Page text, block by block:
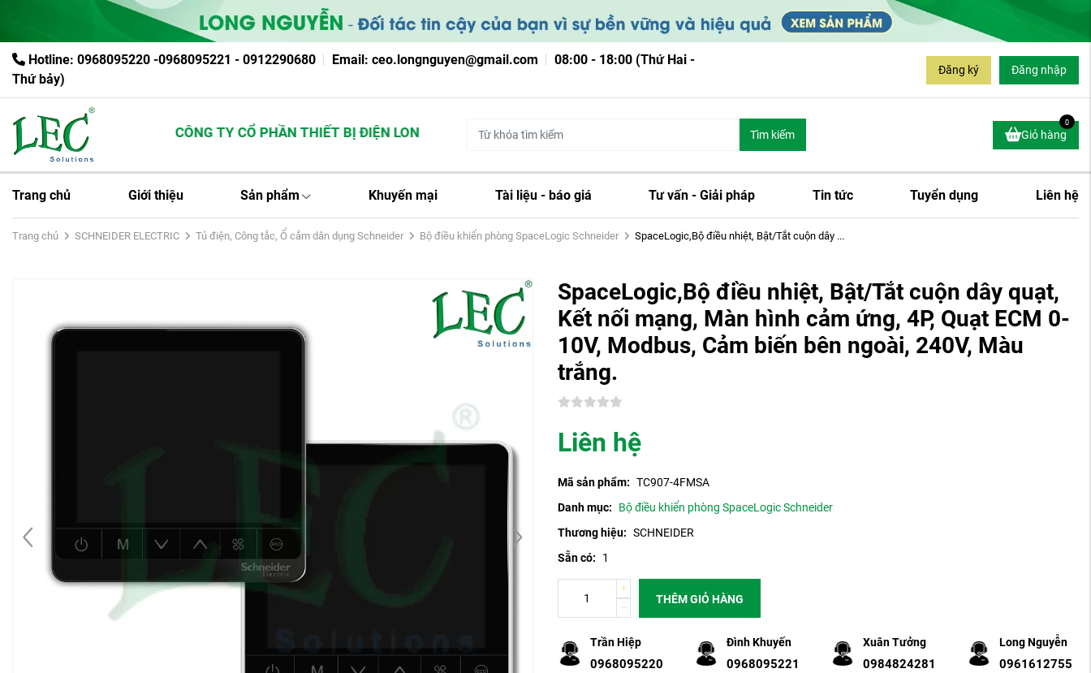
Hotline: 0968095220 -0968095221 - 0912290680 Email: ceo.longnguyen@gmail.com
08:00 - 18:00 (Thứ Hai -
Thứ bảy)
Đăng ký Đăng nhập
CÔNG TY CỔ PHẦN THIẾT BỊ ĐIỆN LONG NGUYỄN Tìm kiếm Giỏ hàng
0
Trang chủ Giới thiệu Sản phẩm Khuyến mại Tài liệu - báo giá Tư vấn - Giải pháp Tin tức Tuyển dụng Liên hệ
Trang chủ SCHNEIDER ELECTRIC Tủ điện, Công tắc, Ổ cắm dân dụng Schneider Bộ điều khiển phòng SpaceLogic Schneider SpaceLogic,Bộ điều nhiệt, Bật/Tắt cuộn dây ...
SpaceLogic,Bộ điều nhiệt, Bật/Tắt cuộn dây quạt,
Kết nối mạng, Màn hình cảm ứng, 4P, Quạt ECM 0-
10V, Modbus, Cảm biến bên ngoài, 240V, Màu
trắng.
Liên hệ
Mã sản phẩm: TC907-4FMSA
Danh mục:
Bộ điều khiển phòng SpaceLogic Schneider
Thương hiệu: SCHNEIDER
Sẵn có:
1
THÊM GIỎ HÀNG
Trần Hiệp
0968095220
Đình Khuyến
0968095221
Xuân Tưởng
0984824281
Long Nguyễn
0961612755